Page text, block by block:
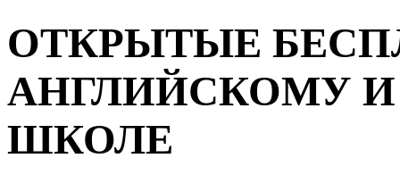
ОТКРЫТЫЕ
АНГЛИЙСКОМУ И
ШКОЛЕ